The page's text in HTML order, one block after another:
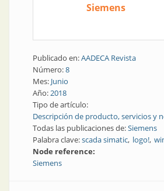
Siemens
Publicado en:AADECA Revista
Número:8
Mes: Junio
Año:2018
Tipo de artículo:
Descripción de producto, servicios y
Todas las publicaciones de:Siemens
Palabra clave:scada simatic logo!
Node reference:
Siemens